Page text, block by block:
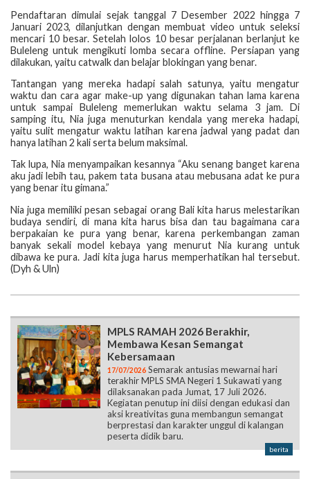
Pendaftaran dimulai sejak tanggal 7 Desember 2022 hingga 7
Januari 2023, dilanjutkan dengan membuat video untuk seleksi
mencari 10 besar. Setelah lolos 10 besar perjalanan berlanjut ke
Buleleng untuk mengikuti lomba secara offline. Persiapan yang
dilakukan, yaitu catwalk dan belajar blokingan yang benar.
Tantangan yang mereka hadapi salah satunya, yaitu mengatur
waktu dan cara agar make-up yang digunakan tahan lama karena
untuk sampai Buleleng memerlukan waktu selama 3 jam. Di
samping itu, Nia juga menuturkan kendala yang mereka hadapi,
yaitu sulit mengatur waktu latihan karena jadwal yang padat dan
hanya latihan 2 kali serta belum maksimal.
Tak lupa, Nia menyampaikan kesannya “Aku senang banget karena
aku jadi lebih tau, pakem tata busana atau mebusana adat ke pura
yang benar itu gimana.”
Nia juga memiliki pesan sebagai orang Bali kita harus melestarikan
budaya sendiri, di mana kita harus bisa dan tau bagaimana cara
berpakaian ke pura yang benar, karena perkembangan zaman
banyak sekali model kebaya yang menurut Nia kurang untuk
dibawa ke pura. Jadi kita juga harus memperhatikan hal tersebut.
(Dyh & Uln)
MPLS RAMAH 2026 Berakhir,
Membawa Kesan Semangat
Kebersamaan
17/07/2026 Semarak antusias mewarnai hari
terakhir MPLS SMA Negeri 1 Sukawati yang
dilaksanakan pada Jumat, 17 Juli 2026.
Kegiatan penutup ini diisi dengan edukasi dan
aksi kreativitas guna membangun semangat
berprestasi dan karakter unggul di kalangan
peserta didik baru.
berita